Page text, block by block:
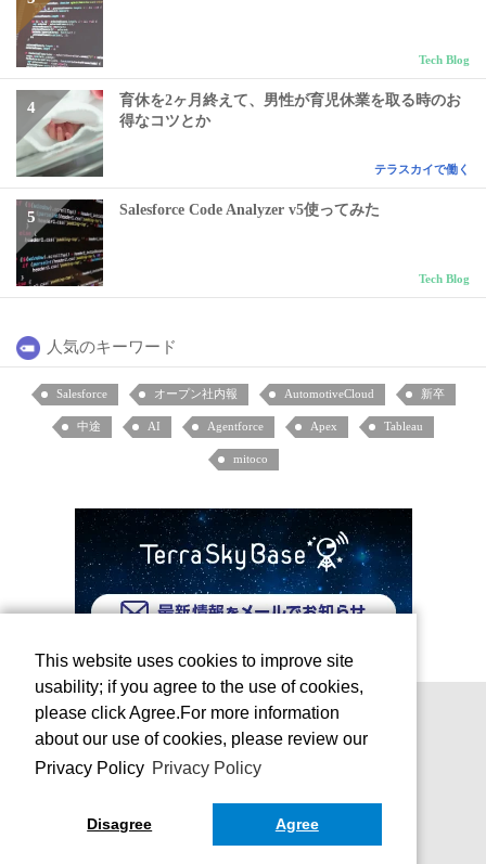
Tech Blog
育休を2ヶ月終えて、男性が育児休業を取る時のお
得なコツとか
テラスカイで働く
Salesforce Code Analyzer v5使ってみた
Tech Blog
人気のキーワード
Salesforce オープン社内報 AutomotiveCloud 新卒
中途 AI Agentforce Apex Tableau
mitoco
お問い合わせ 運営会社
This website uses cookies to improve site
usability; if you agree to the use of cookies,
please click Agree.For more information
about our use of cookies, please review our
Privacy Policy Privacy Policy
Disagree Agree